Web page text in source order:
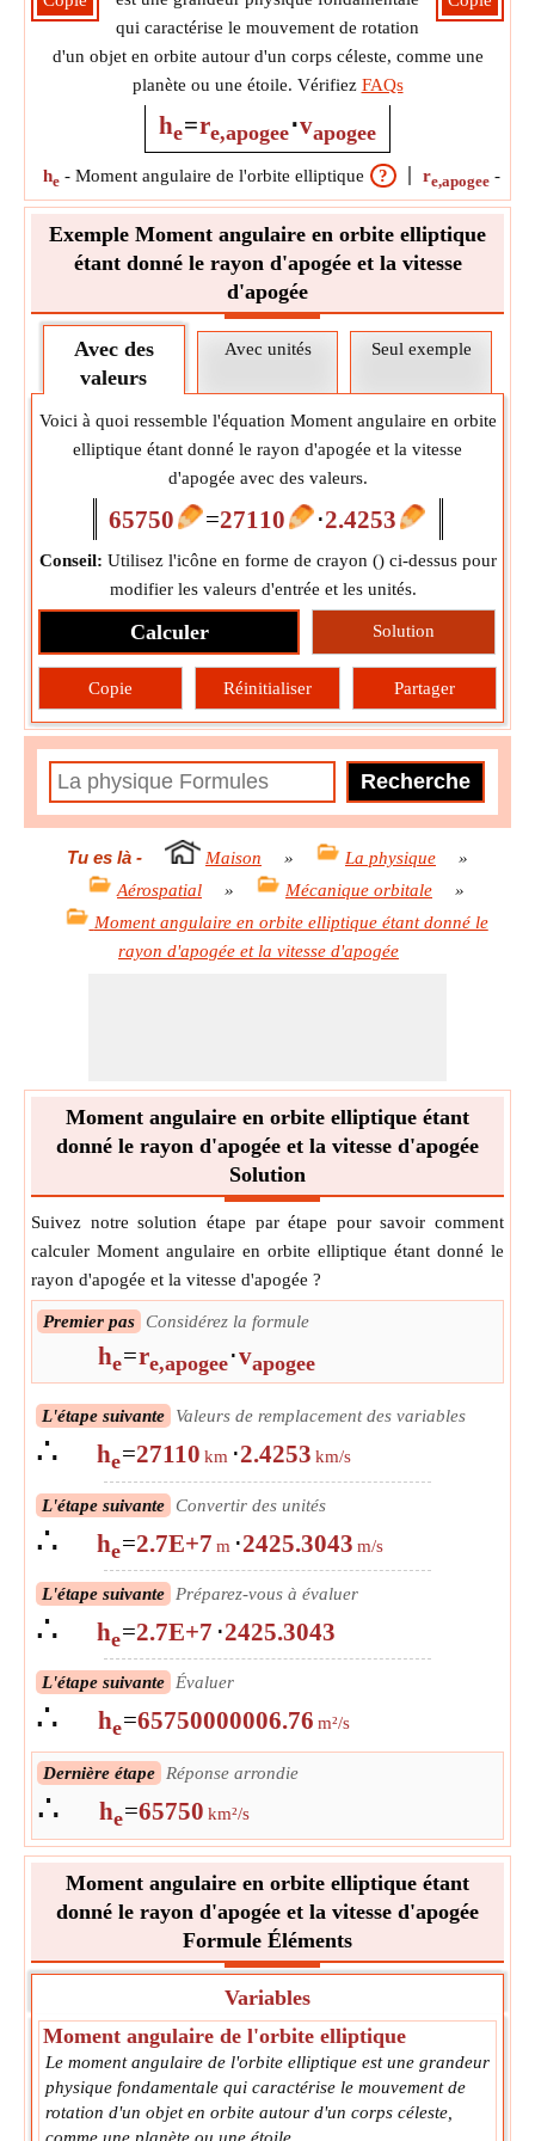
qui caractérise le mouvement de rotation
d'un objet en orbite autour d'un corps céleste, comme une
planète ou une étoile. Vérifiez FAQs
he=re,apogee⋅vapogee
he - Moment angulaire de l'orbite elliptique ? re,apogee -
Exemple Moment angulaire en orbite elliptique
étant donné le rayon d'apogée et la vitesse
d'apogée
Avec des
valeurs
Avec unités Seul exemple
Voici à quoi ressemble l'équation Moment angulaire en orbite
elliptique étant donné le rayon d'apogée et la vitesse
d'apogée avec des valeurs.
65750 =27110 ⋅2.4253
Conseil: Utilisez l'icône en forme de crayon () ci-dessus pour
modifier les valeurs d'entrée et les unités.
Calculer Solution
Copie Réinitialiser Partager
Tu es là - Maison » La physique
»
Aérospatial
» Mécanique orbitale
»
Moment angulaire en orbite elliptique étant donné le
rayon d'apogée et la vitesse d'apogée
Moment angulaire en orbite elliptique étant
donné le rayon d'apogée et la vitesse d'apogée
Solution
Suivez notre solution étape par étape pour savoir comment
calculer Moment angulaire en orbite elliptique étant donné le
rayon d'apogée et la vitesse d'apogée ?
Premier pas Considérez la formule
he=re,apogee⋅vapogee
L'étape suivante Valeurs de remplacement des variables
∴ he=27110 km ⋅2.4253 km/s
L'étape suivante Convertir des unités
∴ he=2.7E+7 m ⋅2425.3043 m/s
L'étape suivante Préparez-vous à évaluer
∴ he=2.7E+7 ⋅2425.3043
L'étape suivante Évaluer
∴ he=65750000006.76 m²/s
L'étape suivante Convertir en unité de sortie
∴ he=65750.00000676
Dernière étape Réponse arrondie
∴ he=65750 km²/s
Moment angulaire en orbite elliptique étant
donné le rayon d'apogée et la vitesse d'apogée
Formule Éléments
Variables
Moment angulaire de l'orbite elliptique
Le moment angulaire de l'orbite elliptique est une grandeur
physique fondamentale qui caractérise le mouvement de
rotation d'un objet en orbite autour d'un corps céleste,
comme une planète ou une étoile.